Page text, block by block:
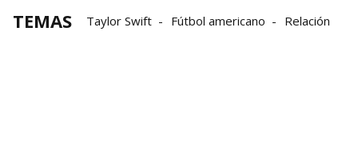
TEMAS Taylor Swift Fútbol americano Relación